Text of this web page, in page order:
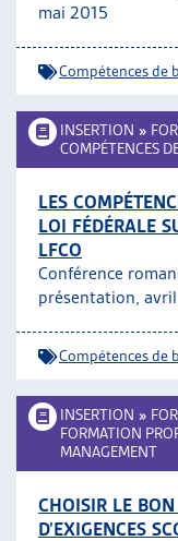
mai 2015
Compétences de
INSERTION »
COMPÉTENCES
LES
LOI FÉDÉRALE
LFCO
Conférence
présentation,
Compétences de
INSERTION »
FORMATION
MANAGEMENT
CHOISIR LE
D’EXIGENCES